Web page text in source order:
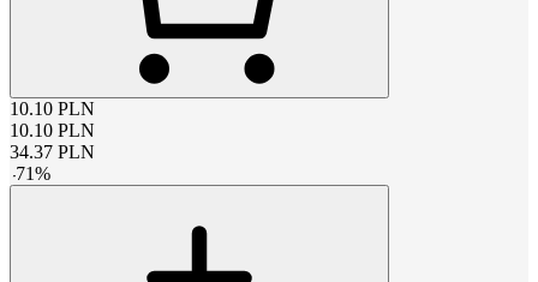
10.10 PLN
10.10 PLN
34.37 PLN
-71%